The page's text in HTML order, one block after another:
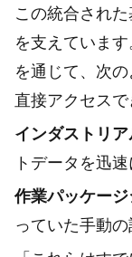
この統合され
を支えていま
を通じて、次
直接アクセスで
インダストリ
トデータを迅
作業パッケー
っていた手動